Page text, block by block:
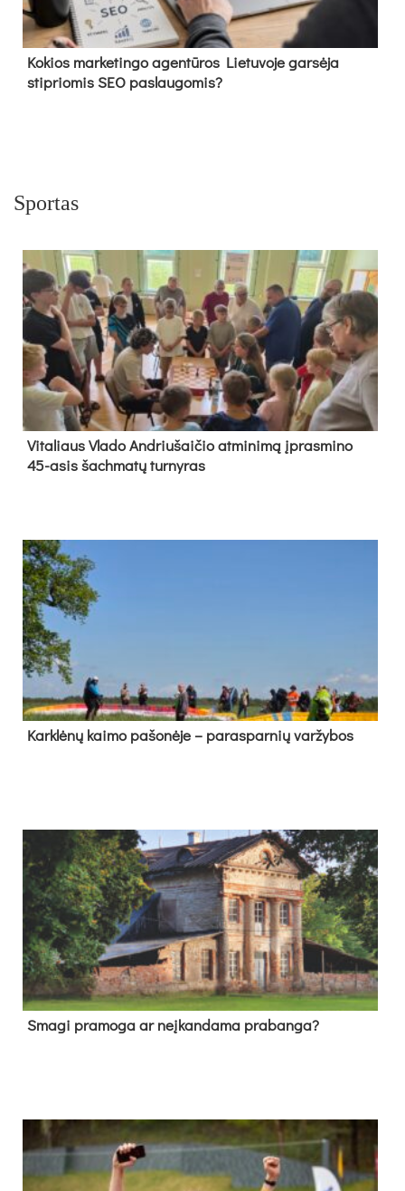
Kokios marketingo agentūros Lietuvoje garsėja
stipriomis SEO paslaugomis?
Sportas
Vi­ta­liaus Vla­do And­riu­šai­čio at­mi­ni­mą įpras­mi­no
45-asis šach­ma­tų tur­ny­ras
Kark­lė­nų kai­mo pa­šo­nė­je – pa­ras­par­nių var­žy­bos
Sma­gi pra­mo­ga ar neį­kan­da­ma pra­ban­ga?